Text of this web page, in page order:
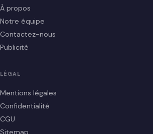
À propos
Notre équipe
Contactez-nous
Publicité
LÉGAL
Mentions légales
Confidentialité
CGU
Sitemap